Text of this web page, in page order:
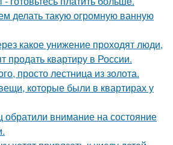
делать такую огромную ванную
какое унижение проходят люди,
продать квартиру в России.
просто лестница из золота.
которые были в квартирах у
внимание на состояние